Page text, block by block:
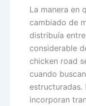
La manera en
cambiado de
distribuía
considerable
chicken road
cuando
incorporan